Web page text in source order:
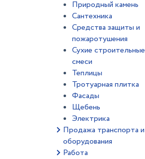
Природный камень
Сантехника
Средства защиты и
пожаротушения
Сухие строительные
смеси
Теплицы
Тротуарная плитка
Фасады
Щебень
Электрика
Продажа транспорта и
оборудования
Работа